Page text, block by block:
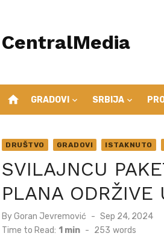
CentralMedia
home GRADOVI SRBIJA
DRUŠTVO GRADOVI ISTAKNUTO
SVILAJNCU
PLANA ODRŽIVE
ByGoran Jevremović
Posted
on
Sep 24, 2024
Time to Read: 1 min - 253 words